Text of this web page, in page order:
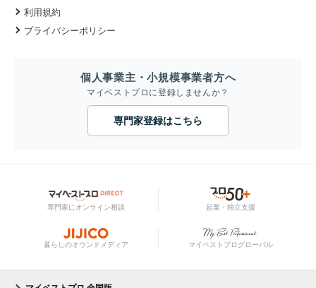
利用規約
プライバシーポリシー
個人事業主・小規模事業者方へ
マイベストプロに登録しませんか？
専門家登録はこちら
専門家にオンライン相談 起業・独立支援
暮らしのオウンドメディア マイベストプログローバル